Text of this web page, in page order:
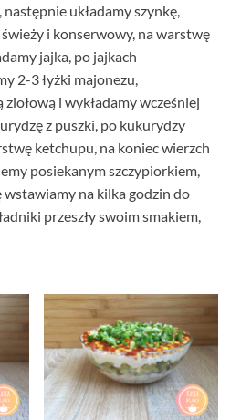
następnie układamy szynkę,
i konserwowy, na warstwę
jajka, po jajkach
2-3 łyżki majonezu,
i wykładamy wcześniej
z puszki, po kukurydzy
ketchupu, na koniec wierzch
posiekanym szczypiorkiem,
wstawiamy na kilka godzin do
przeszły swoim smakiem,